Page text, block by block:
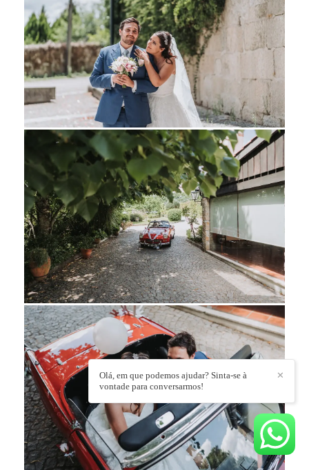
✕
Olá, em que podemos ajudar? Sinta-se à
vontade para conversarmos!